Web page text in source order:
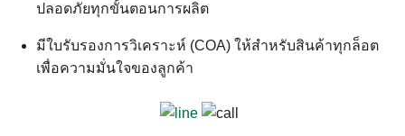
ปลอดภัยทุกขั้นตอนการผลิต
มีใบรับรองการวิเคราะห์ (COA) ให้สำหรับสินค้าทุกล็อต
เพื่อความมั่นใจของลูกค้า